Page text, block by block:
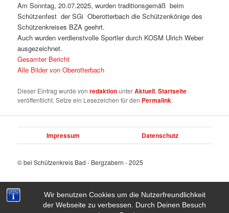
Wir benutzen Cookies um die Nutzerfreundlichkeit
der Webseite zu verbessen. Durch Deinen Besuch
Am Sonntag, 20.07.2025, wurden traditionsgemäß beim
Schützenfest der SGi Oberotterbach die Schützenkönige des
Schützenkreises BZA geehrt.
Auch wurden verdienstvolle Sportler durch KOSM Ulrich Weber
ausgezeichnet.
Gesamter Bericht
Alle Bilder von Oberotterbach
Dieser Eintrag wurde vonredaktionunterAktuell,Startseite
veröffentlicht. Setze ein Lesezeichen für den Permalink.
Impressum Datenschutz
© bei Schützenkreis Bad - Bergzabern - 2025